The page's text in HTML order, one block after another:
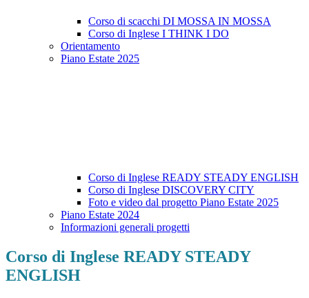
Corso di scacchi DI MOSSA IN MOSSA
Corso di Inglese I THINK I DO
Orientamento
Piano Estate 2025
Corso di Inglese READY STEADY ENGLISH
Corso di Inglese DISCOVERY CITY
Foto e video dal progetto Piano Estate 2025
Piano Estate 2024
Informazioni generali progetti
Corso di Inglese READY STEADY
ENGLISH